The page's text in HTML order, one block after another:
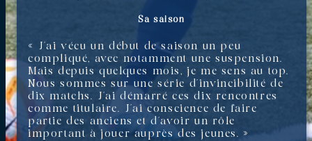
Sa saison
« J’ai vécu un début de saison un peu
compliqué, avec notamment une suspension.
Mais depuis quelques mois, je me sens au top.
Nous sommes sur une série d’invincibilité de
dix matchs. J’ai démarré ces dix rencontres
comme titulaire. J’ai conscience de faire
partie des anciens et d’avoir un rôle
important à jouer auprès des jeunes. »